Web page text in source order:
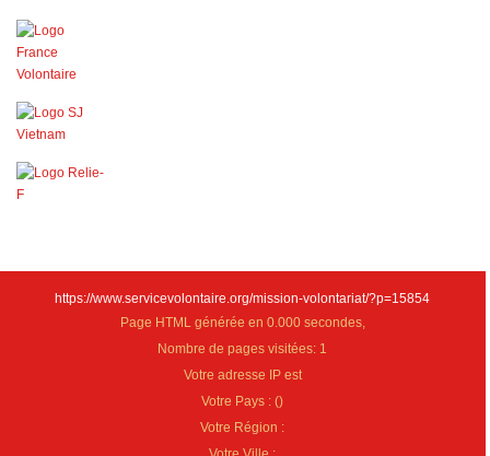
https://www.servicevolontaire.org/mission-volontariat/?p=15854
Page HTML générée en 0.000 secondes,
Nombre de pages visitées: 1
Votre adresse IP est
Votre Pays :()
Votre Région :
Votre Ville :